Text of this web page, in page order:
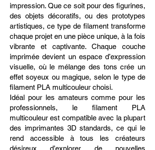
impression. Que ce soit pour des figurines,
des objets décoratifs, ou des prototypes
artistiques, ce type de filament transforme
chaque projet en une pièce unique, à la fois
vibrante et captivante. Chaque couche
imprimée devient un espace d’expression
visuelle, où le mélange des tons crée un
effet soyeux ou magique, selon le type de
filament PLA multicouleur choisi.
Idéal pour les amateurs comme pour les
professionnels, le filament PLA
multicouleur est compatible avec la plupart
des imprimantes 3D standards, ce qui le
rend accessible à tous les créateurs
désireux d’explorer de nouvelles